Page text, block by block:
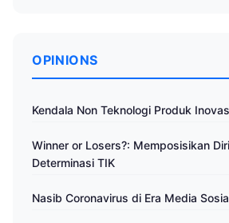
OPINIONS
Kendala Non Teknologi Produk
Winner or Losers?: Memposisikan
Determinasi TIK
Nasib Coronavirus di Era Media